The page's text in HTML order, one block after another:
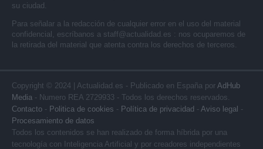
su ciudad.
Para señalar a la redacción de cualquier error en el uso del material
confidencial, escríbanos a staff@actualidad.es : nos ocuparemos de
la retirada del material que atenta contra los derechos de terceros.
Copyright © 2024 | Actualidad.es - Publicado en España por AdHub
Media - Numero REA 2729933 - Todos los derechos reservados.
Contacto - Politica de cookies - Política de privacidad - Aviso legal -
Procesamiento de datos
Todos los contenidos se han realizado de forma híbrida por una
tecnología con Inteligencia Artificial y por creadores independientes